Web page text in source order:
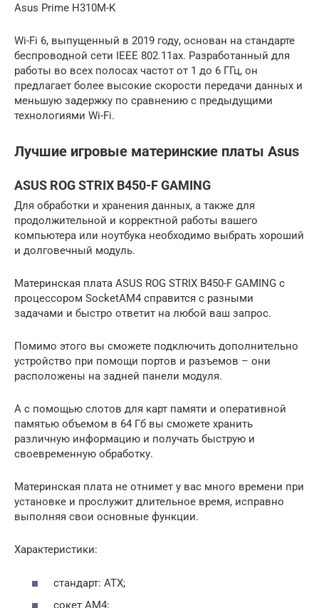
Asus Prime H310M-K
Wi-Fi 6, выпущенный в 2019 году, основан на стандарте
беспроводной сети IEEE 802.11ax. Разработанный для
работы во всех полосах частот от 1 до 6 ГГц, он
предлагает более высокие скорости передачи данных и
меньшую задержку по сравнению с предыдущими
технологиями Wi-Fi.
Лучшие игровые материнские платы Asus
ASUS ROG STRIX B450-F GAMING
Для обработки и хранения данных, а также для
продолжительной и корректной работы вашего
компьютера или ноутбука необходимо выбрать хороший
и долговечный модуль.
Материнская плата ASUS ROG STRIX B450-F GAMING с
процессором SocketAM4 справится с разными
задачами и быстро ответит на любой ваш запрос.
Помимо этого вы сможете подключить дополнительно
устройство при помощи портов и разъемов – они
расположены на задней панели модуля.
А с помощью слотов для карт памяти и оперативной
памятью объемом в 64 Гб вы сможете хранить
различную информацию и получать быструю и
своевременную обработку.
Материнская плата не отнимет у вас много времени при
установке и прослужит длительное время, исправно
выполняя свои основные функции.
Характеристики:
стандарт: ATX;
сокет AM4;